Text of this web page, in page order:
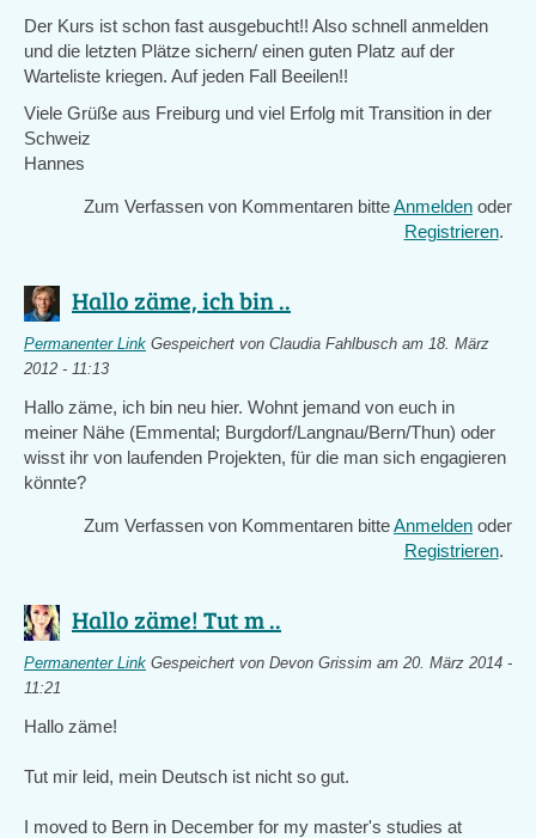
external)
Der Kurs ist schon fast ausgebucht!! Also schnell anmelden
und die letzten Plätze sichern/ einen guten Platz auf der
Warteliste kriegen. Auf jeden Fall Beeilen!!
Viele Grüße aus Freiburg und viel Erfolg mit Transition in der
Schweiz
Hannes
Zum Verfassen von Kommentaren bitteAnmelden oder
Registrieren.
Hallo zäme, ich bin ..
Permanenter Link Gespeichert von Claudia Fahlbusch am 18. März
2012 - 11:13
Hallo zäme, ich bin neu hier. Wohnt jemand von euch in
meiner Nähe (Emmental; Burgdorf/Langnau/Bern/Thun) oder
wisst ihr von laufenden Projekten, für die man sich engagieren
könnte?
Zum Verfassen von Kommentaren bitteAnmelden oder
Registrieren.
Hallo zäme! Tut m ..
Permanenter Link Gespeichert von Devon Grissim am 20. März 2014 -
11:21
Hallo zäme!
Tut mir leid, mein Deutsch ist nicht so gut.
I moved to Bern in December for my master's studies at